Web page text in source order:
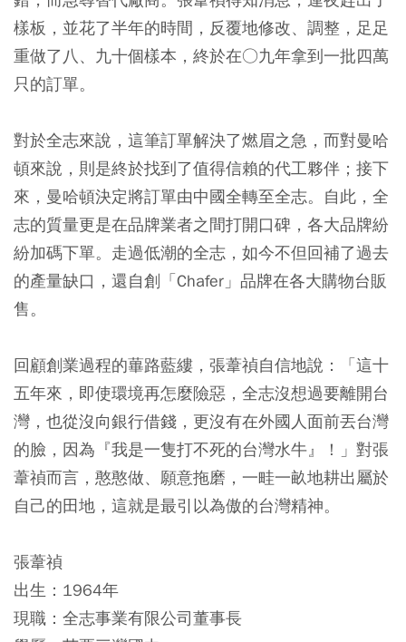
樣板，並花了半年的時間，反覆地修改、調整，足足
重做了八、九十個樣本，終於在○九年拿到一批四萬
只的訂單。
對於全志來說，這筆訂單解決了燃眉之急，而對曼哈
頓來說，則是終於找到了值得信賴的代工夥伴；接下
來，曼哈頓決定將訂單由中國全轉至全志。自此，全
志的質量更是在品牌業者之間打開口碑，各大品牌紛
紛加碼下單。走過低潮的全志，如今不但回補了過去
的產量缺口，還自創「Chafer」品牌在各大購物台販
售。
回顧創業過程的蓽路藍縷，張葦禎自信地說：「這十
五年來，即使環境再怎麼險惡，全志沒想過要離開台
灣，也從沒向銀行借錢，更沒有在外國人面前丟台灣
的臉，因為『我是一隻打不死的台灣水牛』！」對張
葦禎而言，憨憨做、願意拖磨，一畦一畝地耕出屬於
自己的田地，這就是最引以為傲的台灣精神。
張葦禎
出生：1964年
現職：全志事業有限公司董事長